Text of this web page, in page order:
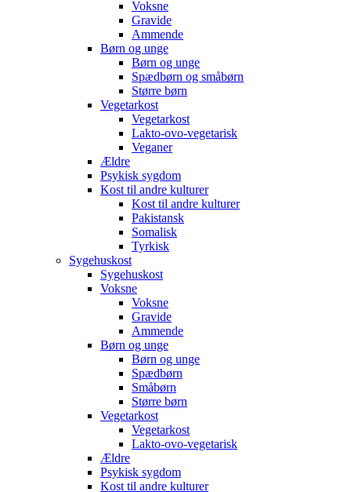
Voksne
Gravide
Ammende
Børn og unge
Børn og unge
Spædbørn og småbørn
Større børn
Vegetarkost
Vegetarkost
Lakto-ovo-vegetarisk
Veganer
Ældre
Psykisk sygdom
Kost til andre kulturer
Kost til andre kulturer
Pakistansk
Somalisk
Tyrkisk
Sygehuskost
Sygehuskost
Voksne
Voksne
Gravide
Ammende
Børn og unge
Børn og unge
Spædbørn
Småbørn
Større børn
Vegetarkost
Vegetarkost
Lakto-ovo-vegetarisk
Ældre
Psykisk sygdom
Kost til andre kulturer